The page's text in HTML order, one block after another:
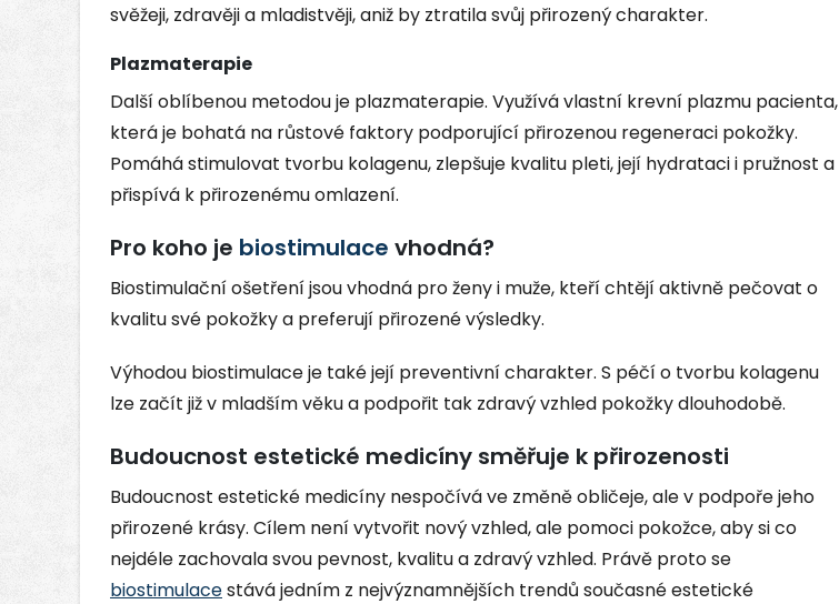
svěžeji, zdravěji a mladistvěji, aniž by ztratila svůj přirozený charakter.
Plazmaterapie
Další oblíbenou metodou je plazmaterapie. Využívá vlastní krevní plazmu pacienta,
která je bohatá na růstové faktory podporující přirozenou regeneraci pokožky.
Pomáhá stimulovat tvorbu kolagenu, zlepšuje kvalitu pleti, její hydrataci i pružnost a
přispívá k přirozenému omlazení.
Pro koho je biostimulace vhodná?
Biostimulační ošetření jsou vhodná pro ženy i muže, kteří chtějí aktivně pečovat o
kvalitu své pokožky a preferují přirozené výsledky.
Výhodou biostimulace je také její preventivní charakter. S péčí o tvorbu kolagenu
lze začít již v mladším věku a podpořit tak zdravý vzhled pokožky dlouhodobě.
Budoucnost estetické medicíny směřuje k přirozenosti
Budoucnost estetické medicíny nespočívá ve změně obličeje, ale v podpoře jeho
přirozené krásy. Cílem není vytvořit nový vzhled, ale pomoci pokožce, aby si co
nejdéle zachovala svou pevnost, kvalitu a zdravý vzhled. Právě proto se
biostimulacestává jedním z nejvýznamnějších trendů současné estetické